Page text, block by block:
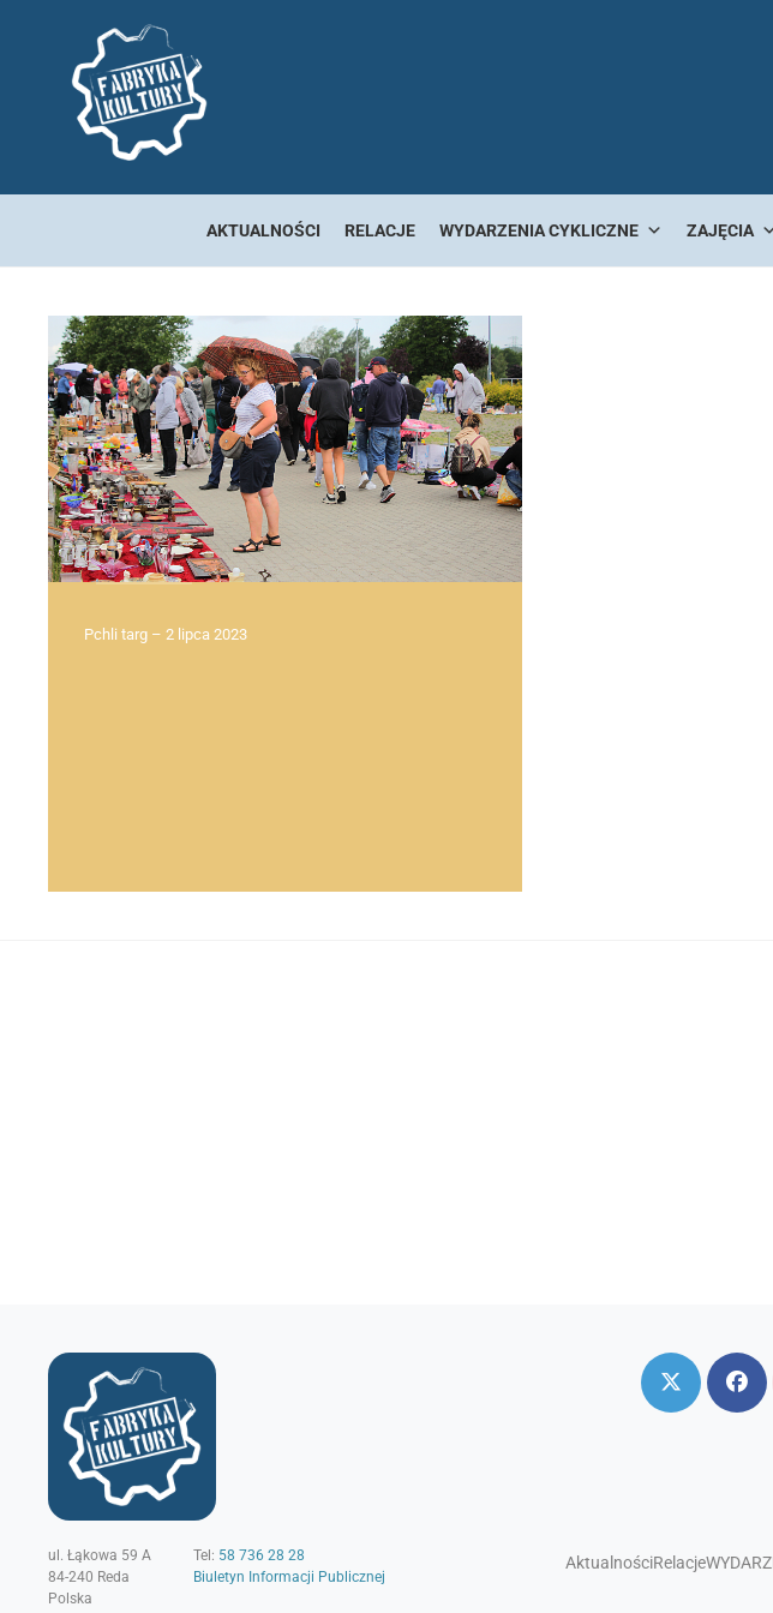
AKTUALNOŚCI RELACJE WYDARZENIA CYKLICZNE ZAJĘCIA
Pchli targ – 2 lipca 2023
ul. Łąkowa 59 A
84-240 Reda
Polska
Tel: 58 736 28 28
Biuletyn Informacji Publicznej
AktualnościRelacje